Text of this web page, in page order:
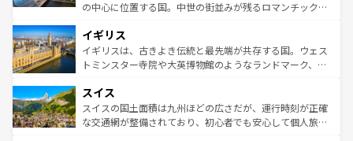
れ、フランス料理はユネスコ無形文化遺産にも登録されて
香り高いラベンダー畑など、多彩な楽しみ方が可能だ。さ
らに、パリ以外の地域にも魅力が溢れており、どの街角に
も豊かな歴史と文化が息づいている。パリ以外の個性あふ
を参照してほしい。
の中心に位置する国。中世の街並みが残るロマンチック街
顔を持つこの国は、どこを歩いても飽きることがない。ベ
ルリンの文化的活気、バイエルン州のアルプスの絶景、そ
してライン川沿いのワイン畑といった風景は必見。ビール
は、お酒好きな人にはぜひ体験してほしい。 なお、新着の
ドイツ情報はコンテンツ一覧を参照してほしい。
イギリス
イギリスは、古きよき伝統と最先端が共存する国。ウェス
トミンスター寺院や大英博物館のようなランドマーク、歴
リアごとに異なる魅力がある。また、優雅なアフタヌーン
ティー、ビール好きにはたまらない英国パブ、サッカー観
戦など、本場だからこそできる体験も豊富。イギリスを旅
スイス
スイスの国土面積は九州ほどの広さだが、運行時刻が正確
な交通網が整備されており、初心者でも安心して個人旅行